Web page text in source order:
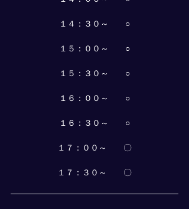
１４：３０～　　○
１５：００～　　○
１５：３０～　　○
１６：００～　　○
１６：３０～　　○
１７：００～　　〇
１７：３０～　　〇